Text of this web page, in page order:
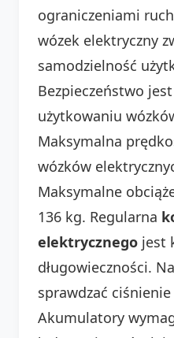
ograniczeniami
wózek elektryczny
samodzielność
Bezpieczeństwo
użytkowaniu
Maksymalna
wózków
Maksymalne
136 kg. Regularna
elektrycznego jest
długowieczności.
sprawdzać
Akumulatory